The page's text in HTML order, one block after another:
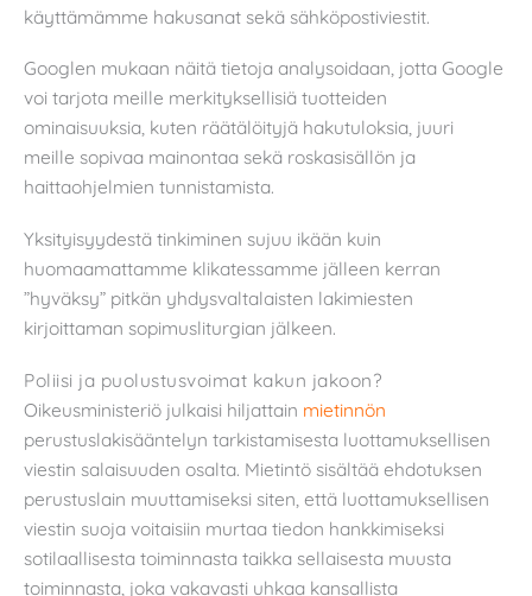
käyttämämme hakusanat sekä sähköpostiviestit.
Googlen mukaan näitä tietoja analysoidaan, jotta Google
voi tarjota meille merkityksellisiä tuotteiden
ominaisuuksia, kuten räätälöityjä hakutuloksia, juuri
meille sopivaa mainontaa sekä roskasisällön ja
haittaohjelmien tunnistamista.
Yksityisyydestä tinkiminen sujuu ikään kuin
huomaamattamme klikatessamme jälleen kerran
”hyväksy” pitkän yhdysvaltalaisten lakimiesten
kirjoittaman sopimusliturgian jälkeen.
Poliisi ja puolustusvoimat kakun jakoon?
Oikeusministeriö julkaisi hiljattain mietinnön
perustuslakisääntelyn tarkistamisesta luottamuksellisen
viestin salaisuuden osalta. Mietintö sisältää ehdotuksen
perustuslain muuttamiseksi siten, että luottamuksellisen
viestin suoja voitaisiin murtaa tiedon hankkimiseksi
sotilaallisesta toiminnasta taikka sellaisesta muusta
toiminnasta, joka vakavasti uhkaa kansallista